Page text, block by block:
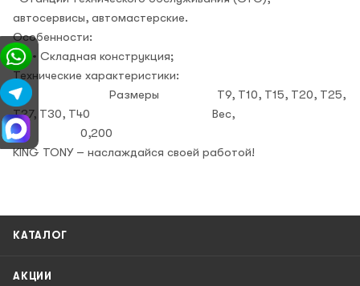
автосервисы, автомастерские.
Особенности:
• Складная конструкция;
Технические характеристики:
Размеры Т9, Т10, Т15, Т20, Т25,
Т27, Т30, Т40 Вес,
кг 0,200
KING TONY – наслаждайся своей работой!
КАТАЛОГ
АКЦИИ